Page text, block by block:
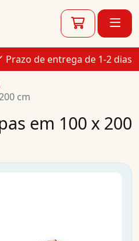
Prazo de entrega de 1-2 dias
cm
em 100 x 200